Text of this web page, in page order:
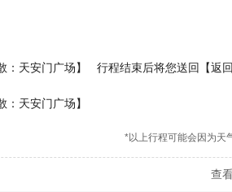
天安门广场】 行程结束后将您送回【返
天安门广场】
*以上行程可能会因为天
查